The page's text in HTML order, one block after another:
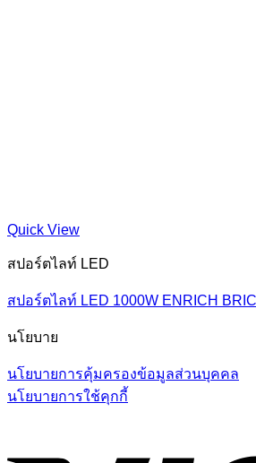
Quick View
สปอร์ตไลท์ LED
สปอร์ตไลท์ LED 1000W ENRICH
นโยบาย
นโยบายการคุ้มครองข้อมูลส่วนบุคคล
นโยบายการใช้คุกกี้